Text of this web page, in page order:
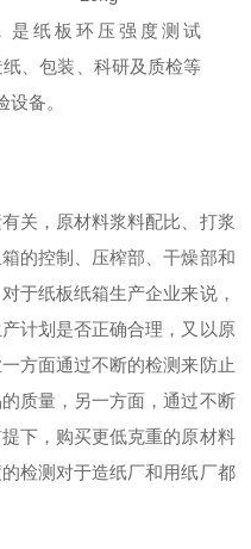
是纸板环压强度测试
、包装、科研及质检等
备。
关，原材料浆料配比、打浆
的控制、压榨部、干燥部和
于纸板纸箱生产企业来说，
计划是否正确合理，又以原
方面通过不断的检测来防止
质量，另一方面，通过不断
下，购买更低克重的原材料
检测对于造纸厂和用纸厂都